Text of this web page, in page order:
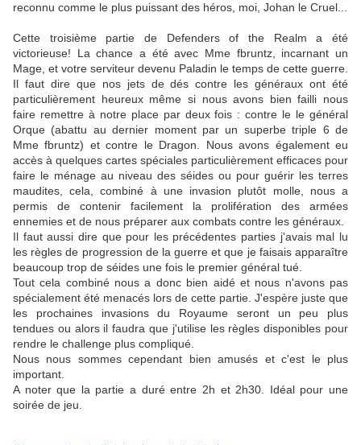
reconnu comme le plus puissant des héros, moi, Johan le Cruel...
Cette troisième partie de Defenders of the Realm a été
victorieuse! La chance a été avec Mme fbruntz, incarnant un
Mage, et votre serviteur devenu Paladin le temps de cette guerre.
Il faut dire que nos jets de dés contre les généraux ont été
particulièrement heureux même si nous avons bien failli nous
faire remettre à notre place par deux fois : contre le le général
Orque (abattu au dernier moment par un superbe triple 6 de
Mme fbruntz) et contre le Dragon. Nous avons également eu
accès à quelques cartes spéciales particulièrement efficaces pour
faire le ménage au niveau des séides ou pour guérir les terres
maudites, cela, combiné à une invasion plutôt molle, nous a
permis de contenir facilement la prolifération des armées
ennemies et de nous préparer aux combats contre les généraux.
Il faut aussi dire que pour les précédentes parties j'avais mal lu
les règles de progression de la guerre et que je faisais apparaître
beaucoup trop de séides une fois le premier général tué.
Tout cela combiné nous a donc bien aidé et nous n'avons pas
spécialement été menacés lors de cette partie. J'espère juste que
les prochaines invasions du Royaume seront un peu plus
tendues ou alors il faudra que j'utilise les règles disponibles pour
rendre le challenge plus compliqué.
Nous nous sommes cependant bien amusés et c'est le plus
important.
A noter que la partie a duré entre 2h et 2h30. Idéal pour une
soirée de jeu.